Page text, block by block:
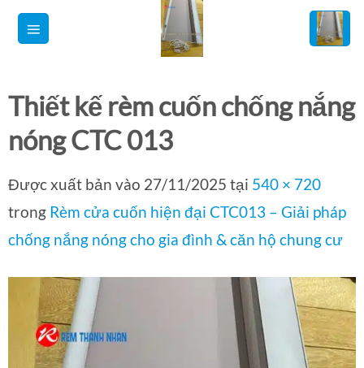
qua
dung
Thiết kế rèm cuốn chống nắng
nóng CTC 013
Được xuất bản vào 27/11/2025 tại 540 × 720
trong Rèm cửa cuốn hiện đại CTC013 – Giải pháp
chống nắng nóng cho gia đình & căn hộ chung cư